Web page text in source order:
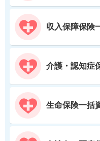
収入保障保険
介護・認知症
生命保険一括